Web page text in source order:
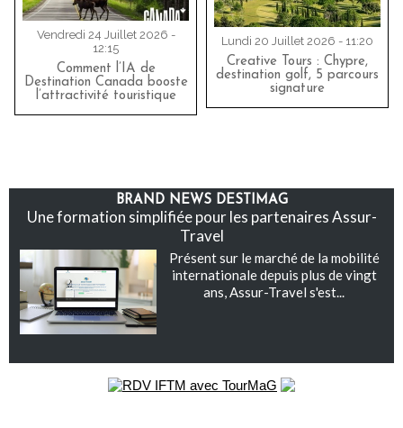
Vendredi 24 Juillet 2026 -
12:15
Comment l’IA de
Destination Canada booste
l’attractivité touristique
Lundi 20 Juillet 2026 - 11:20
Creative Tours : Chypre,
destination golf, 5 parcours
signature
BRAND NEWS DESTIMAG
Une formation simplifiée pour les partenaires Assur-
Travel
Présent sur le marché de la mobilité
internationale depuis plus de vingt
ans, Assur-Travel s'est...